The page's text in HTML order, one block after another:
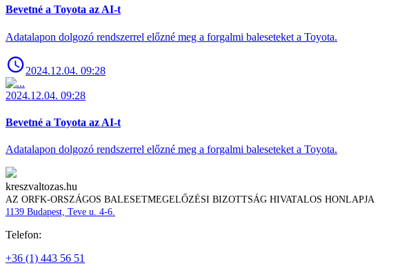
Bevetné a Toyota az AI-t
Adatalapon dolgozó rendszerrel előzné meg a forgalmi baleseteket a Toyota.
2024.12.04. 09:28
2024.12.04. 09:28
Bevetné a Toyota az AI-t
Adatalapon dolgozó rendszerrel előzné meg a forgalmi baleseteket a Toyota.
kreszvaltozas.hu
AZ ORFK-ORSZÁGOS BALESETMEGELŐZÉSI BIZOTTSÁG HIVATALOS HONLAPJA
1139 Budapest, Teve u. 4-6.
Telefon:
+36 (1) 443 56 51